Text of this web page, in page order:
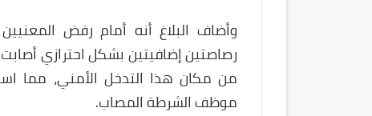
وأضاف البلاغ أنه أمام رفض
رصاصتين إضافيتين بشكل احترازي
من مكان هذا التدخل الأمني، مما
موظف الشرطة المصاب.